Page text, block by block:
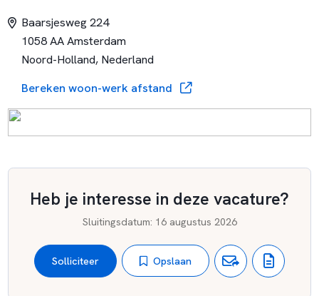
Baarsjesweg 224
1058 AA Amsterdam
Noord-Holland, Nederland
Bereken woon-werk afstand
Heb je interesse in deze vacature?
Sluitingsdatum: 16 augustus 2026
Solliciteer Opslaan